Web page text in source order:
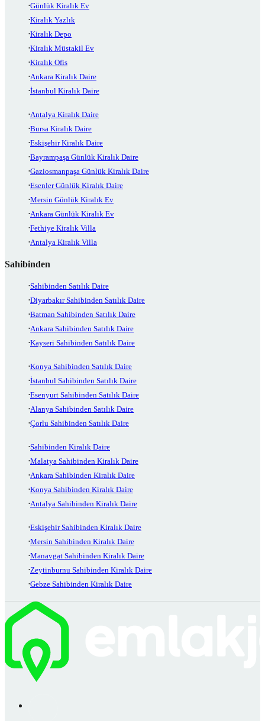
Günlük Kiralık Ev
Kiralık Yazlık
Kiralık Depo
Kiralık Müstakil Ev
Kiralık Ofis
Ankara Kiralık Daire
İstanbul Kiralık Daire
Antalya Kiralık Daire
Bursa Kiralık Daire
Eskişehir Kiralık Daire
Bayrampaşa Günlük Kiralık Daire
Gaziosmanpaşa Günlük Kiralık Daire
Esenler Günlük Kiralık Daire
Mersin Günlük Kiralık Ev
Ankara Günlük Kiralık Ev
Fethiye Kiralık Villa
Antalya Kiralık Villa
Sahibinden
Sahibinden Satılık Daire
Diyarbakır Sahibinden Satılık Daire
Batman Sahibinden Satılık Daire
Ankara Sahibinden Satılık Daire
Kayseri Sahibinden Satılık Daire
Konya Sahibinden Satılık Daire
İstanbul Sahibinden Satılık Daire
Esenyurt Sahibinden Satılık Daire
Alanya Sahibinden Satılık Daire
Çorlu Sahibinden Satılık Daire
Sahibinden Kiralık Daire
Malatya Sahibinden Kiralık Daire
Ankara Sahibinden Kiralık Daire
Konya Sahibinden Kiralık Daire
Antalya Sahibinden Kiralık Daire
Eskişehir Sahibinden Kiralık Daire
Mersin Sahibinden Kiralık Daire
Manavgat Sahibinden Kiralık Daire
Zeytinburnu Sahibinden Kiralık Daire
Gebze Sahibinden Kiralık Daire